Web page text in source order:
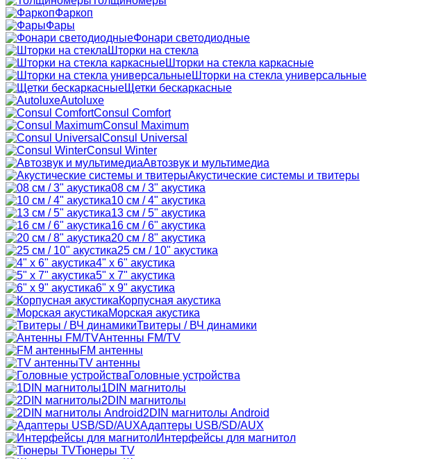
Фаркоп
Фары
Фонари светодиодные
Шторки на стекла
Шторки на стекла каркасные
Шторки на стекла универсальные
Щетки бескаркасные
Autoluxe
Consul Comfort
Consul Maximum
Consul Universal
Consul Winter
Автозвук и мультимедиа
Акустические системы и твитеры
08 см / 3" акустика
10 см / 4" акустика
13 см / 5" акустика
16 см / 6" акустика
20 см / 8" акустика
25 см / 10" акустика
4" x 6" акустика
5" x 7" акустика
6" x 9" акустика
Корпусная акустика
Морская акустика
Твитеры / ВЧ динамики
Антенны FM/TV
FM антенны
TV антенны
Головные устройства
1DIN магнитолы
2DIN магнитолы
2DIN магнитолы Android
Адаптеры USB/SD/AUX
Интерфейсы для магнитол
Тюнеры TV